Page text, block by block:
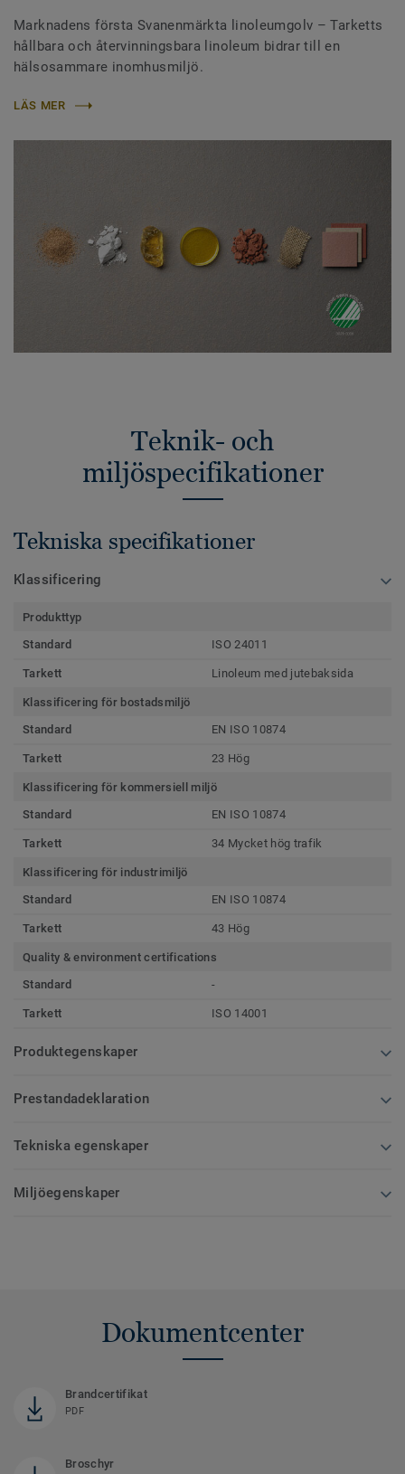
Marknadens första Svanenmärkta linoleumgolv – Tarketts
hållbara och återvinningsbara linoleum bidrar till en
hälsosammare inomhusmiljö.
LÄS MER
Teknik- och
miljöspecifikationer
Tekniska specifikationer
Klassificering
Produkttyp
Standard
ISO 24011
Tarkett Linoleum med jutebaksida
Klassificering för bostadsmiljö
Standard
EN ISO 10874
Tarkett 23 Hög
Klassificering för kommersiell miljö
Standard
EN ISO 10874
Tarkett 34 Mycket hög trafik
Klassificering för industrimiljö
Standard
EN ISO 10874
Tarkett 43 Hög
Quality & environment certifications
Standard
-
Tarkett ISO 14001
Produktegenskaper
Prestandadeklaration
Tekniska egenskaper
Miljöegenskaper
Dokumentcenter
Brandcertifikat
PDF
Broschyr